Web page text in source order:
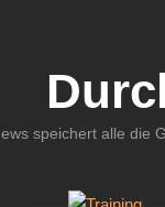
speichert alle die